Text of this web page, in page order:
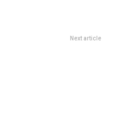
Next article